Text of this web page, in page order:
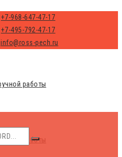
+7-968-647-47-17
+7-495-792-47-17
info@ross-pech.ru